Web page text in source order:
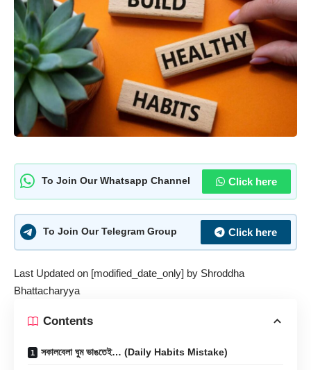
To Join Our Whatsapp Channel Click here
To Join Our Telegram Group Click here
Last Updated on [modified_date_only] by Shroddha
Bhattacharyya
Contents
সকালবেলা ঘুম ভাঙতেই… (Daily Habits Mistake)